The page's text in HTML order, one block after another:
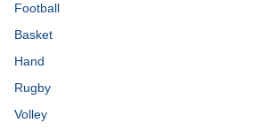
Football
Basket
Hand
Rugby
Volley